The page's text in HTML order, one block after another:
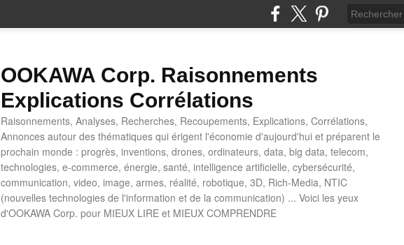
OOKAWA Corp. Raisonnements
Explications Corrélations
Raisonnements, Analyses, Recherches, Recoupements, Explications, Corrélations,
Annonces autour des thématiques qui érigent l'économie d'aujourd'hui et préparent le
prochain monde : progrès, inventions, drones, ordinateurs, data, big data, telecom,
technologies, e-commerce, énergie, santé, intelligence artificielle, cybersécurité,
communication, video, image, armes, réalité, robotique, 3D, Rich-Media, NTIC
(nouvelles technologies de l'information et de la communication) ... Voici les yeux
d'OOKAWA Corp. pour MIEUX LIRE et MIEUX COMPRENDRE